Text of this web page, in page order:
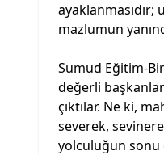
mazlumun
Sumud Eğitim-
değerli
çıktılar. Ne ki,
severek,
yolculuğun sonu